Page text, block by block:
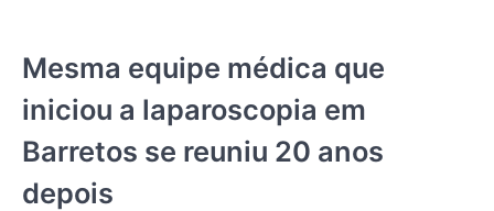
Mesma equipe médica que
iniciou a laparoscopia em
Barretos se reuniu 20 anos
depois